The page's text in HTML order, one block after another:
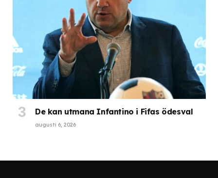
De kan utmana Infantino i Fifas ödesval
augusti 6, 2026